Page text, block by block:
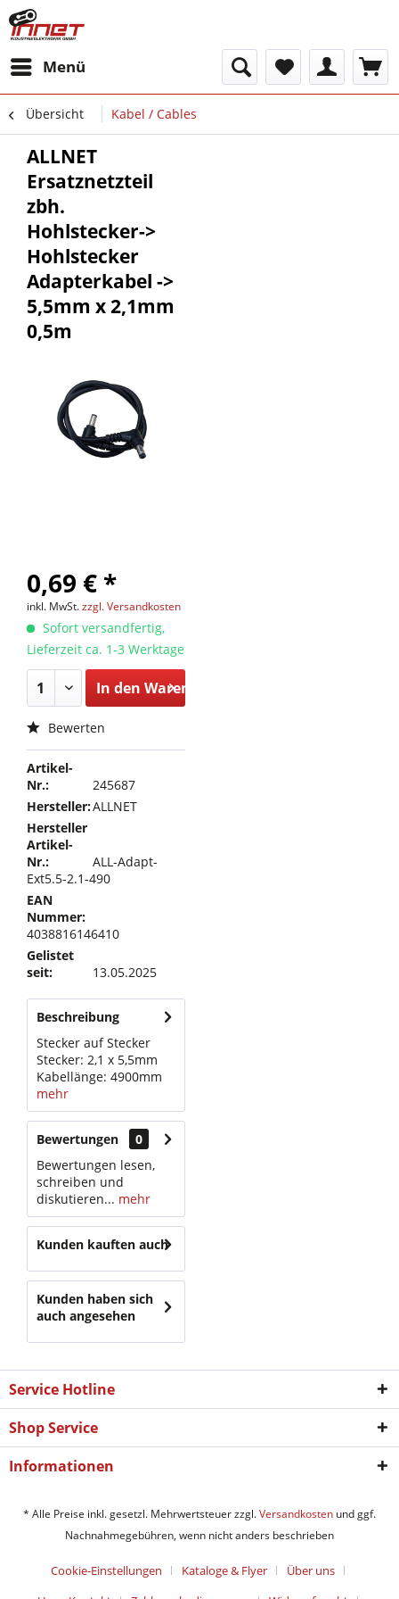
Menü
Übersicht Kabel / Cables
ALLNET
Ersatznetzteil
zbh.
Hohlstecker->
Hohlstecker
Adapterkabel ->
5,5mm x 2,1mm
0,5m
0,69 € *
inkl. MwSt.zzgl. Versandkosten
Sofort versandfertig,
Lieferzeit ca. 1-3 Werktage
In den Warenkorb
Bewerten
Artikel-
Nr.:
245687
Hersteller:ALLNET
Hersteller
Artikel-
Nr.:
ALL-Adapt-
Ext5.5-2.1-490
EAN
Nummer:
4038816146410
Gelistet
seit:
13.05.2025
Beschreibung
Stecker auf Stecker
Stecker: 2,1 x 5,5mm
Kabellänge: 4900mm
mehr
Bewertungen
0
Bewertungen lesen,
schreiben und
diskutieren... mehr
Kunden kauften auch
Kunden haben sich
auch angesehen
Service Hotline
Shop Service
Informationen
* Alle Preise inkl. gesetzl. Mehrwertsteuer zzgl.Versandkosten und ggf.
Nachnahmegebühren, wenn nicht anders beschrieben
Cookie-Einstellungen Kataloge & Flyer
Über uns